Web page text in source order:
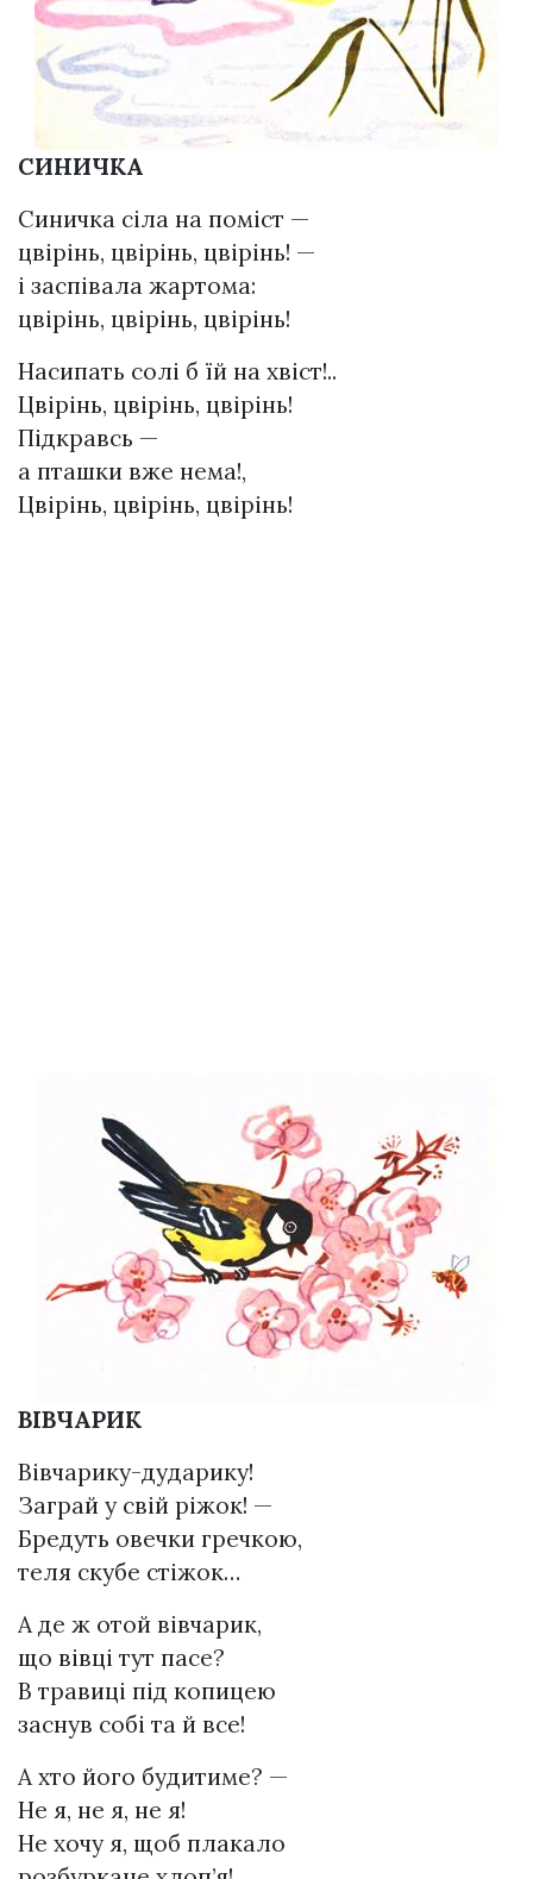
СИНИЧКА
Синичка сіла на поміст —
цвірінь, цвірінь, цвірінь! —
і заспівала жартома:
цвірінь, цвірінь, цвірінь!
Насипать солі б їй на хвіст!..
Цвірінь, цвірінь, цвірінь!
Підкравсь —
а пташки вже нема!,
Цвірінь, цвірінь, цвірінь!
ВІВЧАРИК
Вівчарику-дударику!
Заграй у свій ріжок! —
Бредуть овечки гречкою,
теля скубе стіжок…
А де ж отой вівчарик,
що вівці тут пасе?
В травиці під копицею
заснув собі та й все!
А хто його будитиме? —
Не я, не я, не я!
Не хочу я, щоб плакало